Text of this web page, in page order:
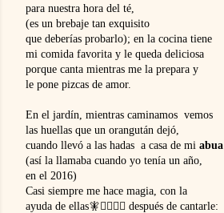
para nuestra hora del té,
(es un brebaje tan exquisito
que deberías probarlo); en la cocina tiene
mi comida favorita y le queda deliciosa
porque canta mientras me la prepara y
le pone pizcas de amor.
En el jardín, mientras caminamos  vemos
las huellas que un orangután dejó,
cuando llevó a las hadas  a casa de mi abua
(así la llamaba cuando yo tenía un año,
en el 2016)
Casi siempre me hace magia, con la
ayuda de ellas🧚🧚‍♀️🧚‍♂️ después de cantarle: